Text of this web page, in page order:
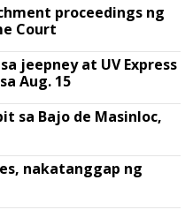
proceedings ng
Court
jeepney at UV Express
Aug. 15
sa Bajo de Masinloc,
nakatanggap ng